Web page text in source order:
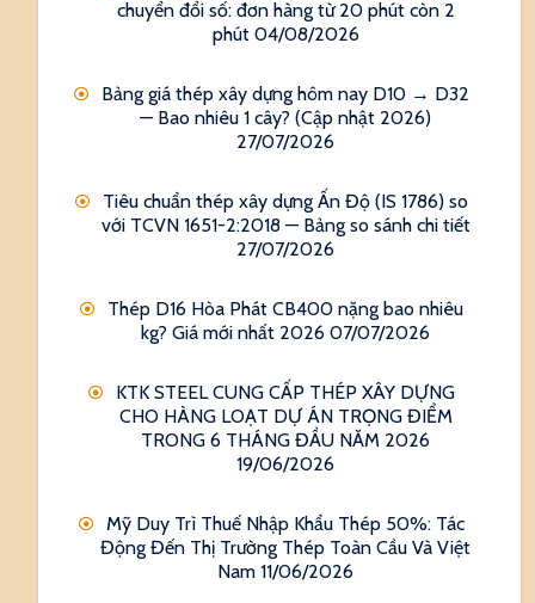
chuyển đổi số: đơn hàng từ 20 phút còn 2
phút 04/08/2026
Bảng giá thép xây dựng hôm nay D10 → D32
— Bao nhiêu 1 cây? (Cập nhật 2026)
27/07/2026
Tiêu chuẩn thép xây dựng Ấn Độ (IS 1786) so
với TCVN 1651-2:2018 — Bảng so sánh chi tiết
27/07/2026
Thép D16 Hòa Phát CB400 nặng bao nhiêu
kg? Giá mới nhất 2026 07/07/2026
KTK STEEL CUNG CẤP THÉP XÂY DỰNG
CHO HÀNG LOẠT DỰ ÁN TRỌNG ĐIỂM
TRONG 6 THÁNG ĐẦU NĂM 2026
19/06/2026
Mỹ Duy Trì Thuế Nhập Khẩu Thép 50%: Tác
Động Đến Thị Trường Thép Toàn Cầu Và Việt
Nam 11/06/2026